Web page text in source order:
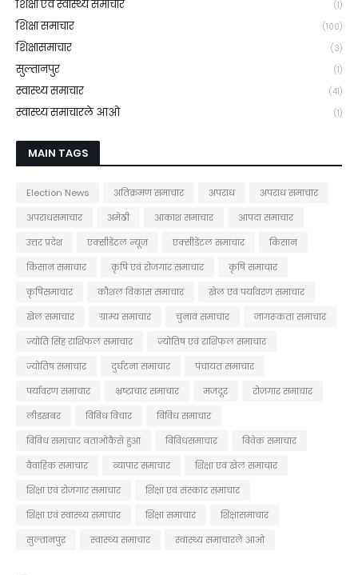
शिक्षा एवं स्वास्थ्य समाचार (1)
शिक्षा समाचार (100)
शिक्षासमाचार (3)
सुल्तानपुर (1)
स्वास्थ्य समाचार (41)
स्वास्थ्य समाचारले आओ (1)
MAIN TAGS
Election News अतिक्रमण समाचार अपराध
अपराध समाचार
अपराधसमाचार
अमेठी आकाश समाचार
आपदा समाचार
उत्तर प्रदेश
एक्सीडेंटल न्यूज़ एक्सीडेंटल समाचार
किसान
किसान समाचार
कृषि एवं रोजगार समाचार
कृषि समाचार
कृषिसमाचार
कौशल विकास समाचार
खेल एवं पर्यावरण समाचार
खेल समाचार
ग्राम्य समाचार चुनाव समाचार
जागरूकता समाचार
ज्योति सिंह राशिफल समाचार
ज्योतिष एवं राशिफल समाचार
ज्योतिष समाचार
दुर्घटना समाचार
पंचायत समाचार
पर्यावरण समाचार
भ्रष्टाचार समाचार मजदूर
रोजगार समाचार
लीडखबर
विविध विचार
विविध समाचार
विविध समाचार बताओकैसे हुआ
विविधसमाचार
विवेक समाचार
वैवाहिक समाचार
व्यापार समाचार
शिक्षा एवं खेल समाचार
शिक्षा एवं रोजगार समाचार
शिक्षा एवं संस्कार समाचार
शिक्षा एवं स्वास्थ्य समाचार
शिक्षा समाचार
शिक्षासमाचार
सुल्तानपुर
स्वास्थ्य समाचार स्वास्थ्य समाचारले आओ